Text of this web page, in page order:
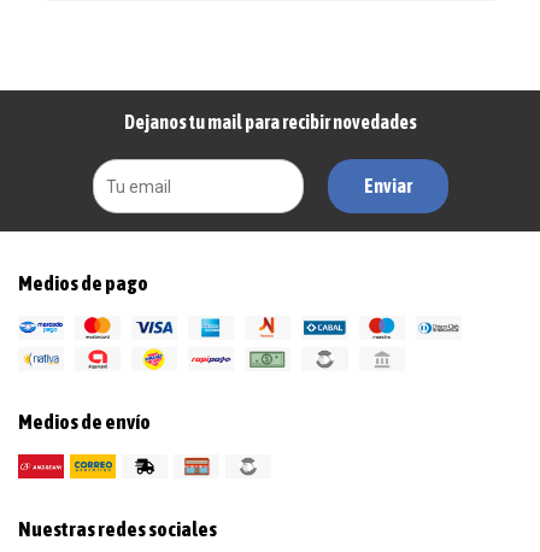
Dejanos tu mail para recibir novedades
Enviar
Medios de pago
Medios de envío
Nuestras redes sociales